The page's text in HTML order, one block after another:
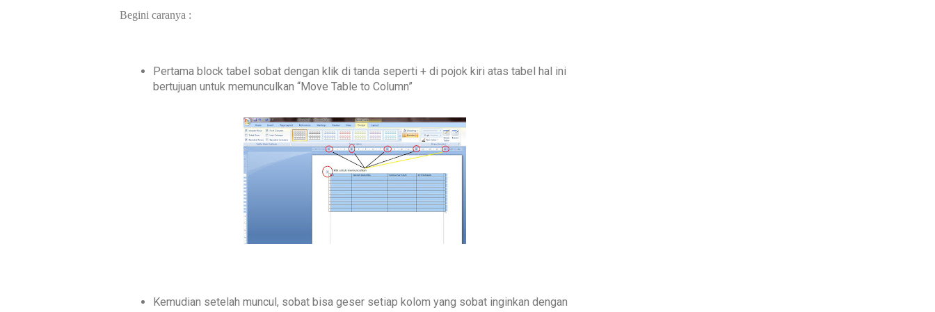
Begini caranya :
Pertama block tabel sobat dengan klik di tanda seperti + di pojok kiri atas tabel hal ini
bertujuan untuk memunculkan “Move Table to Column”
Kemudian setelah muncul, sobat bisa geser setiap kolom yang sobat inginkan dengan